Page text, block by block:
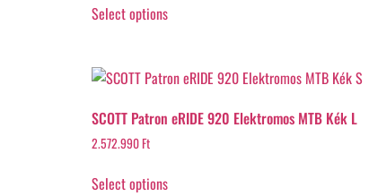
Select options
SCOTT Patron eRIDE 920 Elektromos MTB Kék L
2.572.990Ft
Select options